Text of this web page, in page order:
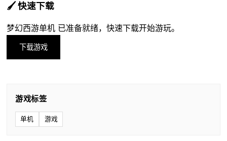
🖌️ 快速下载
梦幻西游单机 已准备就绪，快速下载开始游玩。
下载游戏
游戏标签
单机 游戏